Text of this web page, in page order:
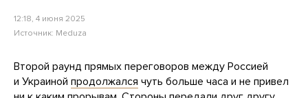
12:18, 4 июня 2025
Источник: Meduza
Второй раунд прямых переговоров между Россией
и Украиной продолжался чуть больше часа и не привел